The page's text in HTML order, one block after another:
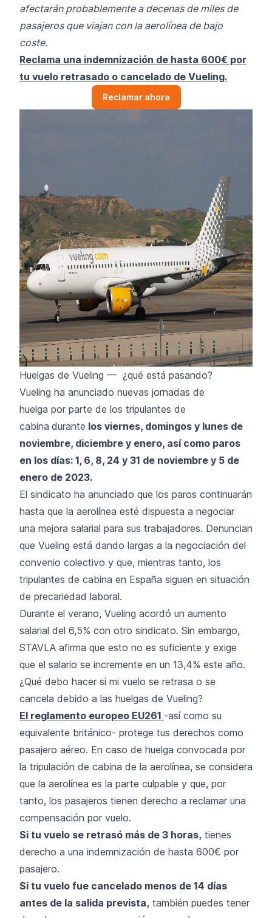
afectarán probablemente a decenas de miles de
pasajeros que viajan con la aerolínea de bajo
coste.
Reclama una indemnización de hasta 600€ por
tu vuelo retrasado o cancelado de Vueling.
Reclamar ahora
Huelgas de Vueling — ¿qué está pasando?
Vueling ha anunciado nuevas jornadas de
huelga por parte de los tripulantes de
cabina durante los viernes, domingos y lunes de
noviembre, diciembre y enero, así como paros
en los días: 1, 6, 8, 24 y 31 de noviembre y 5 de
enero de 2023.
El sindicato ha anunciado que los paros continuarán
hasta que la aerolínea esté dispuesta a negociar
una mejora salarial para sus trabajadores. Denuncian
que Vueling está dando largas a la negociación del
convenio colectivo y que, mientras tanto, los
tripulantes de cabina en España siguen en situación
de precariedad laboral.
Durante el verano, Vueling acordó un aumento
salarial del 6,5% con otro sindicato. Sin embargo,
STAVLA afirma que esto no es suficiente y exige
que el salario se incremente en un 13,4% este año.
¿Qué debo hacer si mi vuelo se retrasa o se
cancela debido a las huelgas de Vueling?
El reglamento europeo EU261 -así como su
equivalente británico- protege tus derechos como
pasajero aéreo. En caso de huelga convocada por
la tripulación de cabina de la aerolínea, se considera
que la aerolínea es la parte culpable y que, por
tanto, los pasajeros tienen derecho a reclamar una
compensación por vuelo.
Si tu vuelo se retrasó más de 3 horas, tienes
derecho a una indemnización de hasta 600€ por
pasajero.
Si tu vuelo fue cancelado menos de 14 días
antes de la salida prevista, también puedes tener